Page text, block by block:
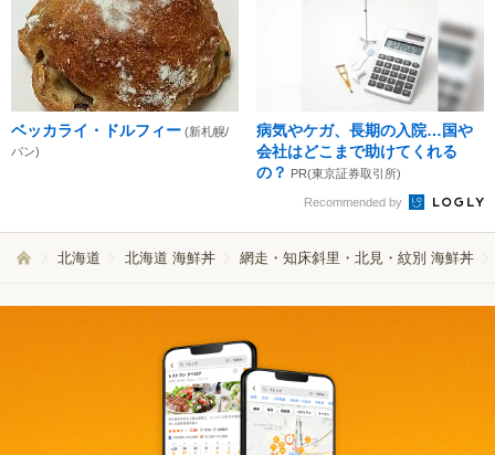
ベッカライ・ドルフィー (新札幌/
パン)
病気やケガ、長期の入院…国や
会社はどこまで助けてくれる
の？ PR(東京証券取引所)
Recommended by
北海道 北海道 海鮮丼 網走・知床斜里・北見・紋別 海鮮丼